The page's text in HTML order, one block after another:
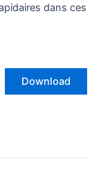
dans ces
Download